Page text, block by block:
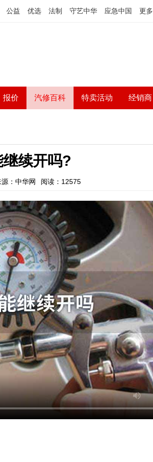
公益 优选 法制 守艺中华 应急中国 更多
报价 汽修百科 特卖活动 经销商
续开吗?
源：中华网 阅读：12575